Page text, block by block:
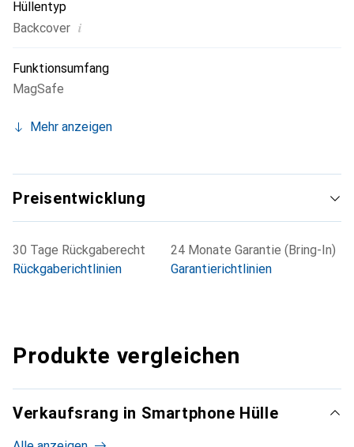
Hüllentyp
Backcover i
Funktionsumfang
MagSafe
Mehr anzeigen
Preisentwicklung
30 Tage Rückgaberecht
Rückgaberichtlinien
24 Monate Garantie (Bring-In)
Garantierichtlinien
Produkte vergleichen
Verkaufsrang in Smartphone Hülle